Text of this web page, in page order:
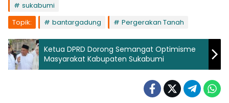
sukabumi
Topik:
bantargadung Pergerakan Tanah
Ketua DPRD Dorong Semangat Optimisme
Masyarakat Kabupaten Sukabumi